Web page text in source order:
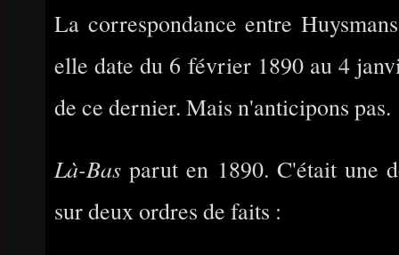
La correspondance entre
elle date du 6 février 1890 au 4
de ce dernier. Mais n'anticipons pas.
Là-Bas parut en 1890. C'était une
sur deux ordres de faits :